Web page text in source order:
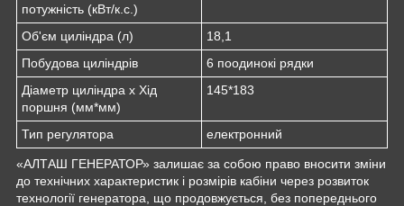
потужність (кВт/к.с.)
Об'єм циліндра (л)
18,1
Побудова циліндрів
6 поодинокі рядки
Діаметр циліндра x Хід
поршня (мм*мм)
145*183
Тип регулятора електронний
«АЛТАШ ГЕНЕРАТОР» залишає за собою право вносити зміни
до технічних характеристик і розмірів кабіни через розвиток
технології генератора, що продовжується, без попереднього